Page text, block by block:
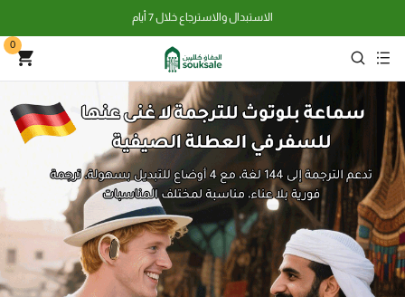
الاستبدال والاسترجاع خلال 7 أيام
الاستبدال والاسترجاع خلال 7 أيام
0